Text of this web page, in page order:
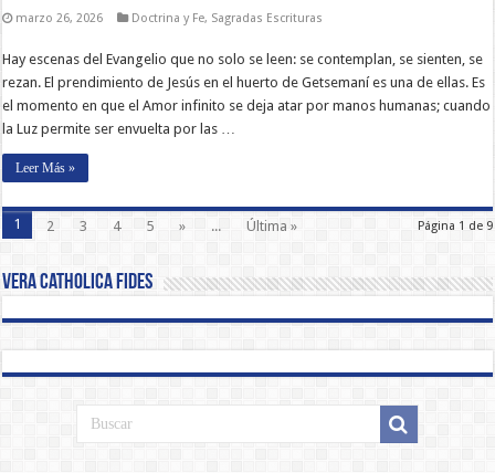
marzo 26, 2026 Doctrina y Fe, Sagradas Escrituras
Hay escenas del Evangelio que no solo se leen: se contemplan, se sienten, se
rezan. El prendimiento de Jesús en el huerto de Getsemaní es una de ellas. Es
el momento en que el Amor infinito se deja atar por manos humanas; cuando
la Luz permite ser envuelta por las …
Leer Más »
Página 1 de 9
1 2 3 4 5 » ... Última »
Vera Catholica Fides